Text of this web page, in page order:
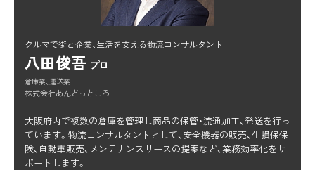
クルマで街と企業、生活を支える物流コンサルタント
八田俊吾 プロ
倉庫業、運送業
株式会社あんどっところ
大阪府内で複数の倉庫を管理し商品の保管・流通加工、発送を行っ
ています。物流コンサルタントとして、安全機器の販売、生損保保
険、自動車販売、メンテナンスリースの提案など、業務効率化をサ
ポートします。